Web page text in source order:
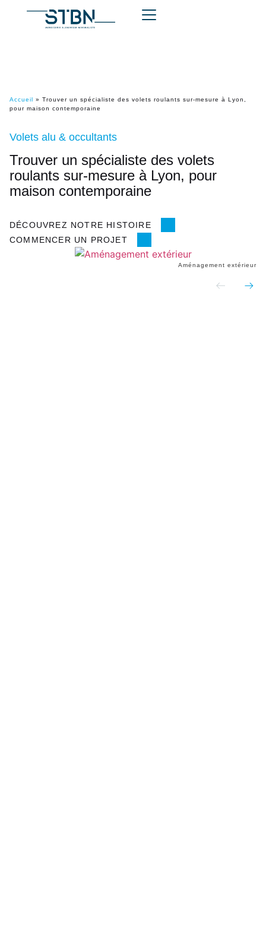
Accueil » Trouver un spécialiste des volets roulants sur-mesure à Lyon,
pour maison contemporaine
Volets alu & occultants
Trouver un spécialiste des volets
roulants sur-mesure à Lyon, pour
maison contemporaine
DÉCOUVREZ NOTRE HISTOIRE
COMMENCER UN PROJET
Aménagement extérieur